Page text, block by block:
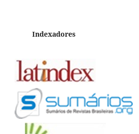
Indexadores